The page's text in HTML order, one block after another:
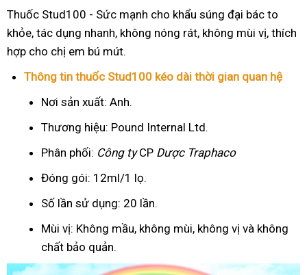
Thuốc Stud100 - Sức mạnh cho khẩu súng đại bác to
khỏe, tác dụng nhanh, không nóng rát, không mùi vị, thích
hợp cho chị em bú mút.
Thông tin thuốc Stud100 kéo dài thời gian quan hệ
Nơi sản xuất: Anh.
Thương hiệu: Pound Internal Ltd.
Phân phối: Công tyCP Dược Traphaco
Đóng gói: 12ml/1 lọ.
Số lần sử dụng: 20 lần.
Mùi vị: Không mầu, không mùi, không vị và không
chất bảo quản.